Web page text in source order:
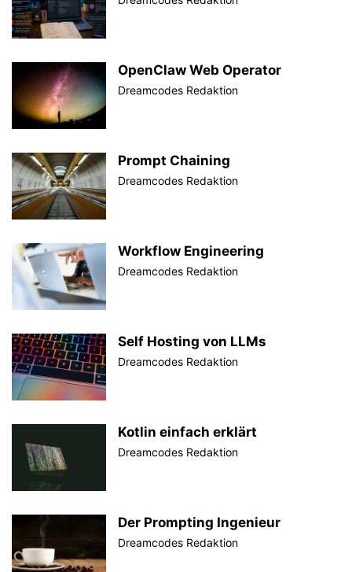
OpenClaw Web Operator
Dreamcodes Redaktion
Prompt Chaining
Dreamcodes Redaktion
Workflow Engineering
Dreamcodes Redaktion
Self Hosting von LLMs
Dreamcodes Redaktion
Kotlin einfach erklärt
Dreamcodes Redaktion
Der Prompting Ingenieur
Dreamcodes Redaktion